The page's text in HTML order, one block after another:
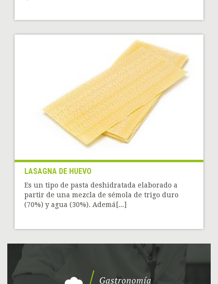
LASAGNA DE HUEVO
Es un tipo de pasta deshidratada elaborado a
partir de una mezcla de sémola de trigo duro
(70%) y agua (30%). Ademá[...]